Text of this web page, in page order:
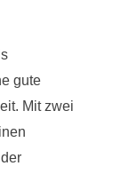
gute
Mit zwei